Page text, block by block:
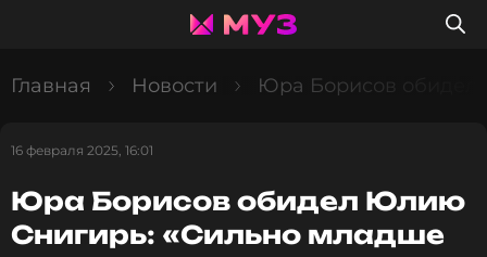
Главная Новости Юра Борисов
16 февраля 2025, 16:01
Юра Борисов обидел Юлию
Снигирь: «Сильно младше